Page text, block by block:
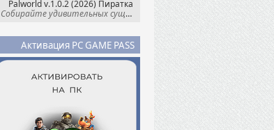
Palworld v.1.0.2 (2026) Пиратка
Собирайте удивительных существ — Палов —
Активация PC GAME PASS